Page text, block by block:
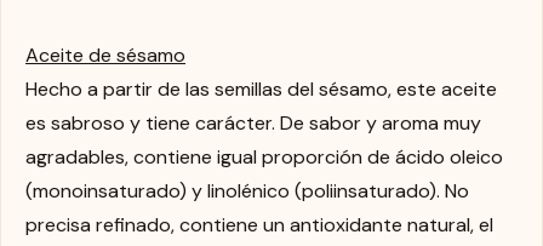
Aceite de sésamo
Hecho a partir de las semillas del sésamo, este aceite
es sabroso y tiene carácter. De sabor y aroma muy
agradables, contiene igual proporción de ácido oleico
(monoinsaturado) y linolénico (poliinsaturado). No
precisa refinado, contiene un antioxidante natural, el